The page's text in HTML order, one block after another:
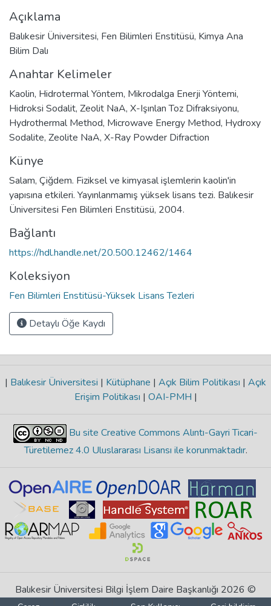
Açıklama
Balıkesir Üniversitesi, Fen Bilimleri Enstitüsü, Kimya Ana
Bilim Dalı
Anahtar Kelimeler
Kaolin, Hidrotermal Yöntem, Mikrodalga Enerji Yöntemi,
Hidroksi Sodalit, Zeolit NaA, X-Işınlan Toz Difraksiyonu,
Hydrothermal Method, Microwave Energy Method, Hydroxy
Sodalite, Zeolite NaA, X-Ray Powder Difraction
Künye
Salam, Çiğdem. Fiziksel ve kimyasal işlemlerin kaolin'in
yapısına etkileri. Yayınlanmamış yüksek lisans tezi. Balıkesir
Üniversitesi Fen Bilimleri Enstitüsü, 2004.
Bağlantı
https://hdl.handle.net/20.500.12462/1464
Koleksiyon
Fen Bilimleri Enstitüsü-Yüksek Lisans Tezleri
Detaylı Öğe Kaydı
| Balıkesir Üniversitesi | Kütüphane | Açık Bilim Politikası | Açık
Erişim Politikası | OAI-PMH |
Bu site Creative Commons Alıntı-Gayri Ticari-
Türetilemez 4.0 Uluslararası Lisansı ile korunmaktadır.
Balıkesir Üniversitesi Bilgi İşlem Daire Başkanlığı 2026 ©